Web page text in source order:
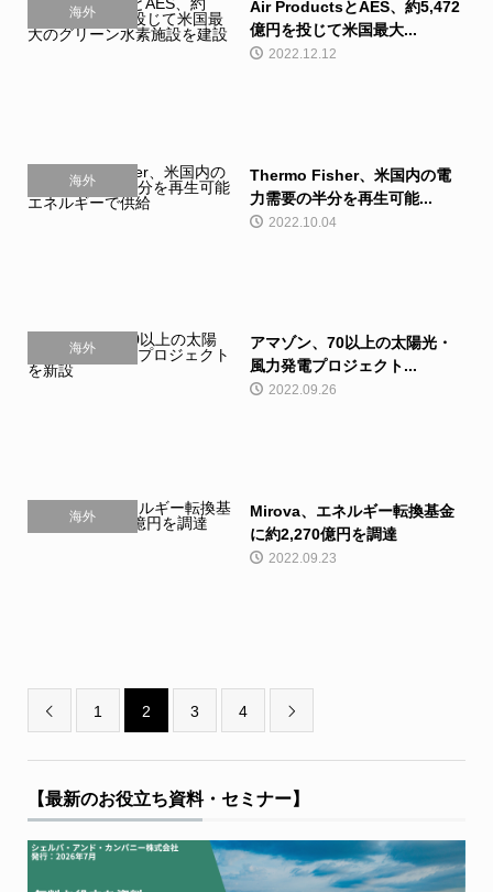
海外
Air ProductsとAES、約5,472
億円を投じて米国最大...
2022.12.12
海外
Thermo Fisher、米国内の電
力需要の半分を再生可能...
2022.10.04
海外
アマゾン、70以上の太陽光・
風力発電プロジェクト...
2022.09.26
海外
Mirova、エネルギー転換基金
に約2,270億円を調達
2022.09.23
 1 2 3 4 
【最新のお役立ち資料・セミナー】